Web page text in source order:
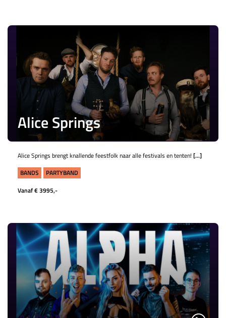
Alice Springs
Alice Springs brengt knallende feestfolk naar alle festivals en tenten! [...]
BANDS
PARTYBAND
Vanaf € 3995,-